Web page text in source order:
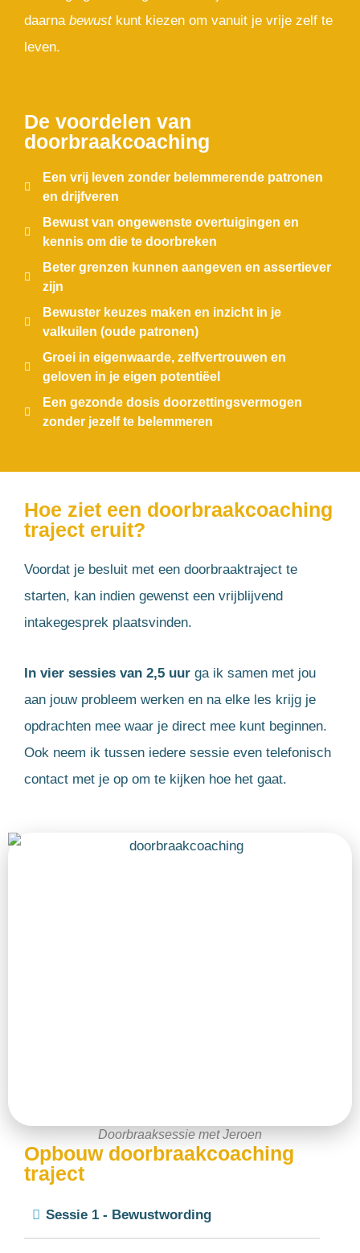
daarna bewustkunt kiezen om vanuit je vrije zelf te
leven.
De voordelen van
doorbraakcoaching
Een vrij leven zonder belemmerende patronen
en drijfveren
Bewust van ongewenste overtuigingen en
kennis om die te doorbreken
Beter grenzen kunnen aangeven en assertiever
zijn
Bewuster keuzes maken en inzicht in je
valkuilen (oude patronen)
Groei in eigenwaarde, zelfvertrouwen en
geloven in je eigen potentiëel
Een gezonde dosis doorzettingsvermogen
zonder jezelf te belemmeren
Hoe ziet een doorbraakcoaching
traject eruit?
Voordat je besluit met een doorbraaktraject te
starten, kan indien gewenst een vrijblijvend
intakegesprek plaatsvinden.
In vier sessies van 2,5 uur ga ik samen met jou
aan jouw probleem werken en na elke les krijg je
opdrachten mee waar je direct mee kunt beginnen.
Ook neem ik tussen iedere sessie even telefonisch
contact met je op om te kijken hoe het gaat.
Doorbraaksessie met Jeroen
Opbouw doorbraakcoaching
traject
Sessie 1 - Bewustwording